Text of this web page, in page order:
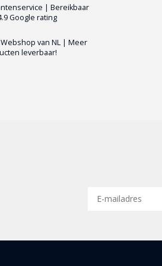
| Bereikbaar
Google rating
van NL | Meer
leverbaar!